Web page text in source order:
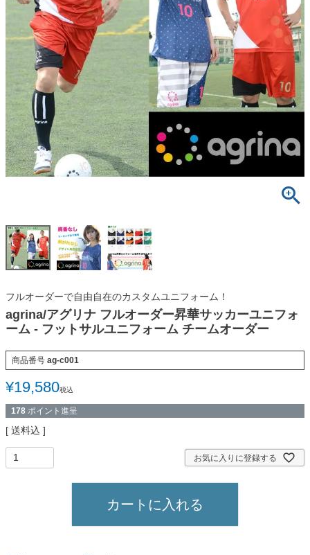
フルオーダーで自由自在のカスタムユニフォーム！
agrina/アグリナ フルオーダー昇華サッカーユニフォ
ーム - フットサルユニフォーム チームオーダー
商品番号 ag-c001
¥19,580税込
178 ポイント進呈
送料込
お気に入りに登録する
カートに入れる